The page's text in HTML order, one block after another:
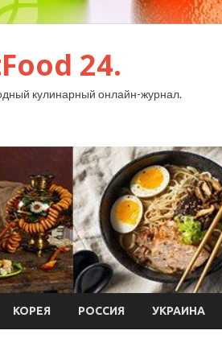
24.
кулинарный онлайн-журнал.
КОРЕЯ РОССИЯ УКРАИНА